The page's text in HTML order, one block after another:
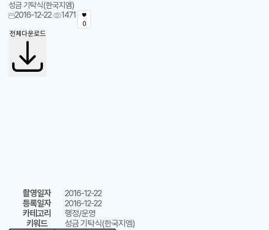
성금 기탁식(한국지엠)
2016-12-22
1471
0
전체다운로드
촬영일자
2016-12-22
등록일자
2016-12-22
카테고리
행정/운영
키워드
성금 기탁식(한국지엠)